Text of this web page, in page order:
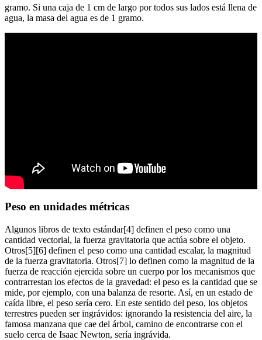
gramo. Si una caja de 1 cm de largo por todos sus lados está llena de
agua, la masa del agua es de 1 gramo.
Peso en unidades métricas
Algunos libros de texto estándar[4] definen el peso como una
cantidad vectorial, la fuerza gravitatoria que actúa sobre el objeto.
Otros[5][6] definen el peso como una cantidad escalar, la magnitud
de la fuerza gravitatoria. Otros[7] lo definen como la magnitud de la
fuerza de reacción ejercida sobre un cuerpo por los mecanismos que
contrarrestan los efectos de la gravedad: el peso es la cantidad que se
mide, por ejemplo, con una balanza de resorte. Así, en un estado de
caída libre, el peso sería cero. En este sentido del peso, los objetos
terrestres pueden ser ingrávidos: ignorando la resistencia del aire, la
famosa manzana que cae del árbol, camino de encontrarse con el
suelo cerca de Isaac Newton, sería ingrávida.